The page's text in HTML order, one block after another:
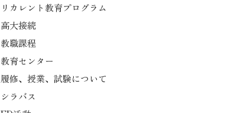
リカレント教育プログラム
高大接続
教職課程
教育センター
履修、授業、試験について
シラバス